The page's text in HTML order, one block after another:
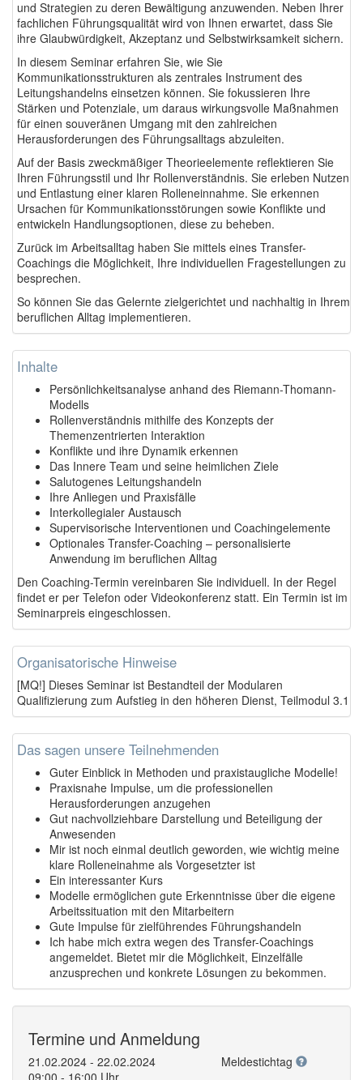
und Strategien zu deren Bewältigung anzuwenden. Neben Ihrer
fachlichen Führungsqualität wird von Ihnen erwartet, dass Sie
ihre Glaubwürdigkeit, Akzeptanz und Selbstwirksamkeit sichern.
In diesem Seminar erfahren Sie, wie Sie
Kommunikationsstrukturen als zentrales Instrument des
Leitungshandelns einsetzen können. Sie fokussieren Ihre
Stärken und Potenziale, um daraus wirkungsvolle Maßnahmen
für einen souveränen Umgang mit den zahlreichen
Herausforderungen des Führungsalltags abzuleiten.
Auf der Basis zweckmäßiger Theorieelemente reflektieren Sie
Ihren Führungsstil und Ihr Rollen­verständnis. Sie erleben Nutzen
und Entlastung einer klaren Rolleneinnahme. Sie erkennen
Ursachen für Kommunikationsstörungen sowie Konflikte und
entwickeln Handlungsoptionen, diese zu behe­ben.
Zurück im Arbeitsalltag haben Sie mittels eines Transfer-
Coachings die Möglichkeit, Ihre individuellen Fragestellungen zu
besprechen.
So können Sie das Gelernte zielgerichtet und nachhaltig in Ihrem
beruflichen Alltag implementieren.
Inhalte
Persönlichkeitsanalyse anhand des Riemann-Thomann-
Modells
Rollenverständnis mithilfe des Konzepts der
Themenzentrierten Interaktion
Konflikte und ihre Dynamik erkennen
Das Innere Team und seine heimlichen Ziele
Salutogenes Leitungshandeln
Ihre Anliegen und Praxisfälle
Interkollegialer Austausch
Supervisorische Interventionen und Coachingelemente
Optionales Transfer-Coaching – personalisierte
Anwendung im beruflichen Alltag
Den Coaching-Termin vereinbaren Sie individuell. In der Regel
findet er per Telefon oder Videokonferenz statt. Ein Termin ist im
Seminarpreis eingeschlossen.
Organisatorische Hinweise
[MQ!] Dieses Seminar ist Bestandteil der Modularen
Qualifizierung zum Aufstieg in den höheren Dienst, Teilmodul 3.1
Das sagen unsere Teilnehmenden
Guter Einblick in Methoden und praxistaugliche Modelle!
Praxisnahe Impulse, um die professionellen
Herausforderungen anzugehen
Gut nachvollziehbare Darstellung und Beteiligung der
Anwesenden
Mir ist noch einmal deutlich geworden, wie wichtig meine
klare Rolleneinahme als Vorgesetzter ist
Ein interessanter Kurs
Modelle ermöglichen gute Erkenntnisse über die eigene
Arbeitssituation mit den Mitarbeitern
Gute Impulse für zielführendes Führungshandeln
Ich habe mich extra wegen des Transfer-Coachings
angemeldet. Bietet mir die Möglichkeit, Einzelfälle
anzusprechen und konkrete Lösungen zu bekommen.
Termine und Anmeldung
21.02.2024 - 22.02.2024
Meldestichtag